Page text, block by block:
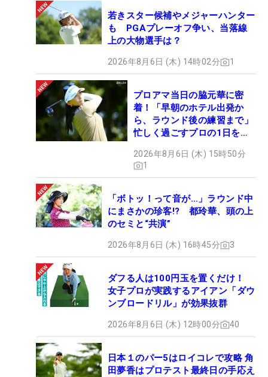
若きスター候補やメジャーハンター
も PGAプレーオフ争い、当落線
上の大物選手は？
2026年8月6日 (木) 14時02分 1
プロアマ当日の脇元華に密
着！「早朝のホテル出発か
ら、ラウンド後の練習まで」
忙しく過ごすプロの1日を公
2026年8月6日 (木) 15時50分
1
「ボトッ！って音が…」ラウンド中
にまさかの珍客!? 都玲華、頭の上
のセミと“共演”
2026年8月6日 (木) 16時45分 3
ダフる人は100円玉を置くだけ！
女子プロが実践するアイアン「ダウ
ンブロードリル」が効果抜群
2026年8月6日 (木) 12時00分 40
日本１のパー5はロイコレで攻略 角
田夢香はプロテスト最終日の手応え